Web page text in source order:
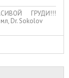
ГРУДИ!!!
Dr. Sokolov